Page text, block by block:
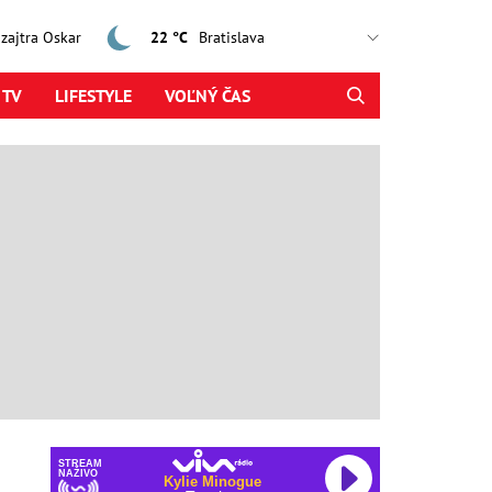
Oskar 22 °C
LIFESTYLE VOĽNÝ ČAS
STREAM
NAŽIVO
Kylie Minogue